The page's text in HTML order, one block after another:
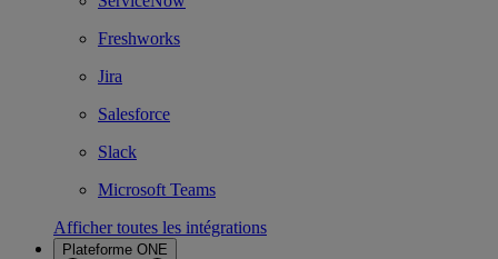
Freshworks
Jira
Salesforce
Slack
Microsoft Teams
Afficher toutes les intégrations
Plateforme ONE